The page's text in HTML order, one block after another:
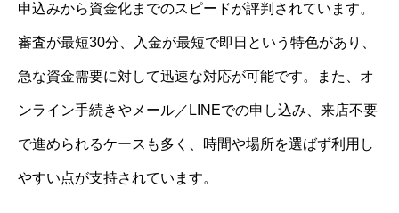
申込みから資金化までのスピードが評判されています。
審査が最短30分、入金が最短で即日という特色があり、
急な資金需要に対して迅速な対応が可能です。また、オ
ンライン手続きやメール／LINEでの申し込み、来店不要
で進められるケースも多く、時間や場所を選ばず利用し
やすい点が支持されています。